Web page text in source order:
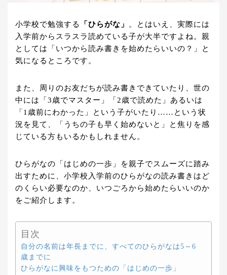
小学校で勉強する 「ひらがな」 。とはいえ、実際には
入学前からスラスラ読めている子が大半ですよね。親
としては「いつから読み書きを始めたらいいの？」と
気になるところです。
また、周りのお友だちが読み書きできていたり、世の
中には「3歳でマスター」「2歳で読めた」あるいは
「1歳前にわかった」という子がいたり……という状
況を見て、「うちの子も早く始めないと」と焦りを感
じている方もいるかもしれません。
ひらがなの「はじめの一歩」を親子でスムーズに踏み
出すために、小学校入学前のひらがなの読み書きはど
のくらい必要なのか、いつごろから始めたらいいのか
をご紹介します。
目次
自分の名前は年長までに、すべてのひらがなは5～6
歳までに
ひらがなに興味をもつための「はじめの一歩」